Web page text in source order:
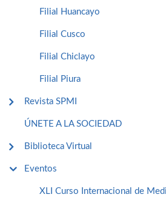
Filial Huancayo
Filial Cusco
Filial Chiclayo
Filial Piura
Revista SPMI
ÚNETE A LA SOCIEDAD
Biblioteca Virtual
Eventos
XLI Curso Internacional de